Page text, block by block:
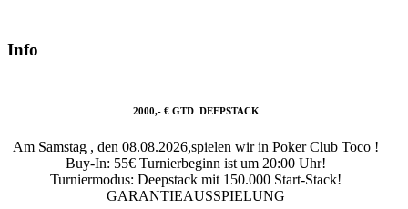
Info
2000,- € GTD DEEPSTACK
Am Samstag , den 08.08.2026,spielen wir in Poker Club Toco !
Buy-In: 55€ Turnierbeginn ist um 20:00 Uhr!
Turniermodus: Deepstack mit 150.000 Start-Stack!
GARANTIEAUSSPIELUNG